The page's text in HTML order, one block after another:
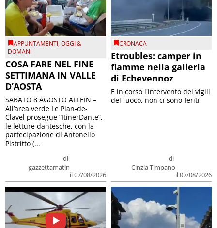
APPUNTAMENTI,OGGI &
DOMANI
COSA FARE NEL FINE
SETTIMANA IN VALLE
D’AOSTA
di
gazzettamatin
il 07/08/2026
SABATO 8 AGOSTO ALLEIN –
All’area verde Le Plan-de-
Clavel prosegue “ItinerDante”,
le letture dantesche, con la
partecipazione di Antonello
Pistritto (...
CRONACA
Etroubles: camper in
fiamme nella galleria
di Echevennoz
di
Cinzia Timpano
il 07/08/2026
E in corso l'intervento dei vigili
del fuoco, non ci sono feriti